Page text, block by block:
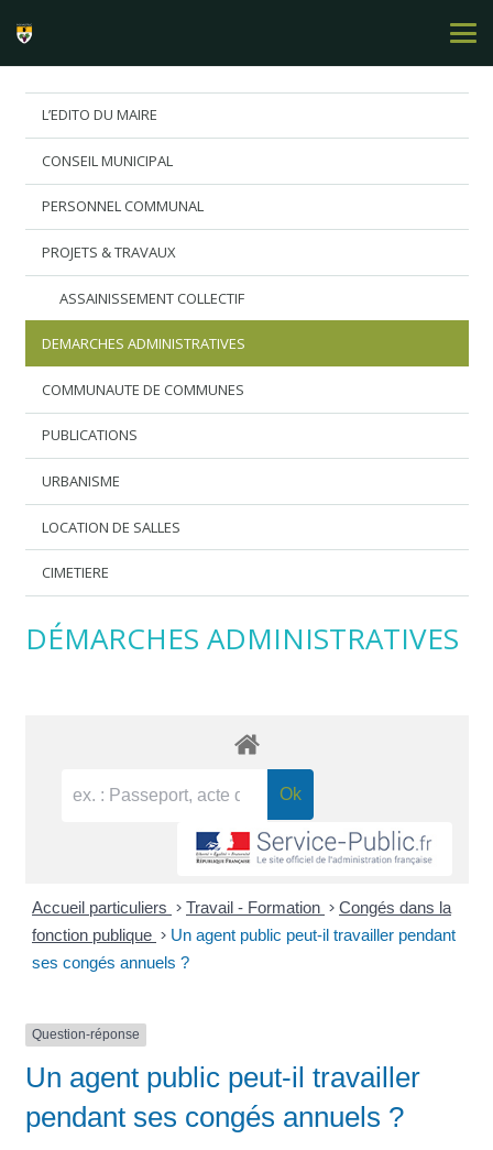
L’EDITO DU MAIRE
CONSEIL MUNICIPAL
PERSONNEL COMMUNAL
PROJETS & TRAVAUX
ASSAINISSEMENT COLLECTIF
DEMARCHES ADMINISTRATIVES
COMMUNAUTE DE COMMUNES
PUBLICATIONS
URBANISME
LOCATION DE SALLES
CIMETIERE
DÉMARCHES ADMINISTRATIVES
Accueil particuliers > Travail - Formation > Congés dans la
fonction publique > Un agent public peut-il travailler pendant
ses congés annuels ?
Question-réponse
Un agent public peut-il travailler
pendant ses congés annuels ?